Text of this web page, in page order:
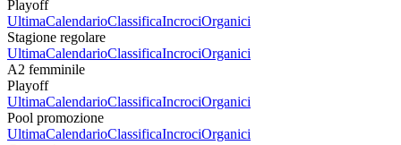
Playoff
UltimaCalendarioClassificaIncrociOrganici
Stagione regolare
UltimaCalendarioClassificaIncrociOrganici
A2 femminile
Playoff
UltimaCalendarioClassificaIncrociOrganici
Pool promozione
UltimaCalendarioClassificaIncrociOrganici